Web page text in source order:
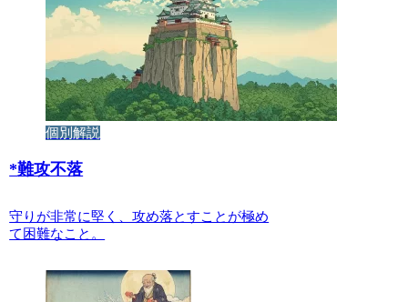
個別解説
*難攻不落
守りが非常に堅く、攻め落とすことが極め
て困難なこと。